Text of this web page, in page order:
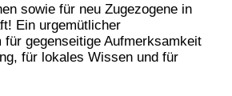
sowie für neu Zugezogene in
Ein urgemütlicher
für gegenseitige Aufmerksamkeit
für lokales Wissen und für